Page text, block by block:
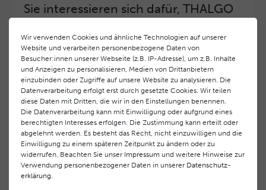
Sie interessieren sich dafür, THALGO
COSMETIC Partner und Depositär zu
werden?
Hohe Servicequalität und ein exzellentes Markenimage
haben bei
THALGO COSMETIC oberste Priorität.
Anspruchsvollen Endverbrauchern möchten wir ein
hohes Qualitätsniveau und gleichzeitig eine
überdurchschnittliche Behandlungs- und Serviceleistung
gewährleisten. Deshalb haben wir ein selektives
Vertriebssystem eingeführt. THALGO COSMETICPartner
werden auf diese Weise wirtschaftlich unterstützt,
während Endverbrauchern eine stets gleichbleibend hohe
Dienstleistungsqualität und ein innovatives Produkt- und
Behandlungsprogramm geboten wird.
Wir verwenden Cookies und ähnliche Technologien auf unserer
Website und verarbeiten personenbezogene Daten von
Besucher:innen unserer Webseite (z.B. IP-Adresse), um z.B. Inhalte
und Anzeigen zu personalisieren, Medien von Drittanbietern
einzubinden oder Zugriffe auf unsere Website zu analysieren. Die
Datenverarbeitung erfolgt erst durch gesetzte Cookies. Wir teilen
diese Daten mit Dritten, die wir in den Einstellungen benennen.
Die Datenverarbeitung kann mit Einwilligung oder aufgrund eines
berechtigten Interesses erfolgen. Die Zustimmung kann erteilt oder
abgelehnt werden. Es besteht das Recht, nicht einzuwilligen und die
Einwilligung zu einem späteren Zeitpunkt zu ändern oder zu
widerrufen. Beachten Sie unser Impressum und weitere Hinweise zur
Verwendung personenbezogener Daten in unserer Daten­schutz­
erklärung.